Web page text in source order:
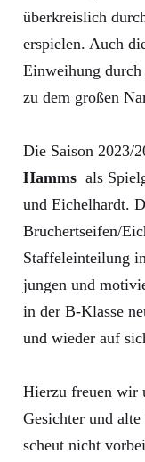
überkreislich
erspielen. Auch
Einweihung
zu dem großen
Die Saison 2023/
Hamms als
und Eichelhardt.
Bruchertseifen/
Staffeleinteilung
jungen und
in der B-Klasse
und wieder auf
Hierzu freuen wir
Gesichter und
scheut nicht